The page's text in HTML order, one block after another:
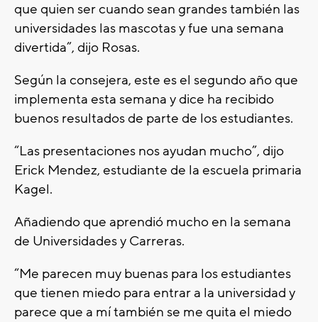
que quien ser cuando sean grandes también las
universidades las mascotas y fue una semana
divertida”, dijo Rosas.
Según la consejera, este es el segundo año que
implementa esta semana y dice ha recibido
buenos resultados de parte de los estudiantes.
“Las presentaciones nos ayudan mucho”, dijo
Erick Mendez, estudiante de la escuela primaria
Kagel.
Añadiendo que aprendió mucho en la semana
de Universidades y Carreras.
“Me parecen muy buenas para los estudiantes
que tienen miedo para entrar a la universidad y
parece que a mí también se me quita el miedo